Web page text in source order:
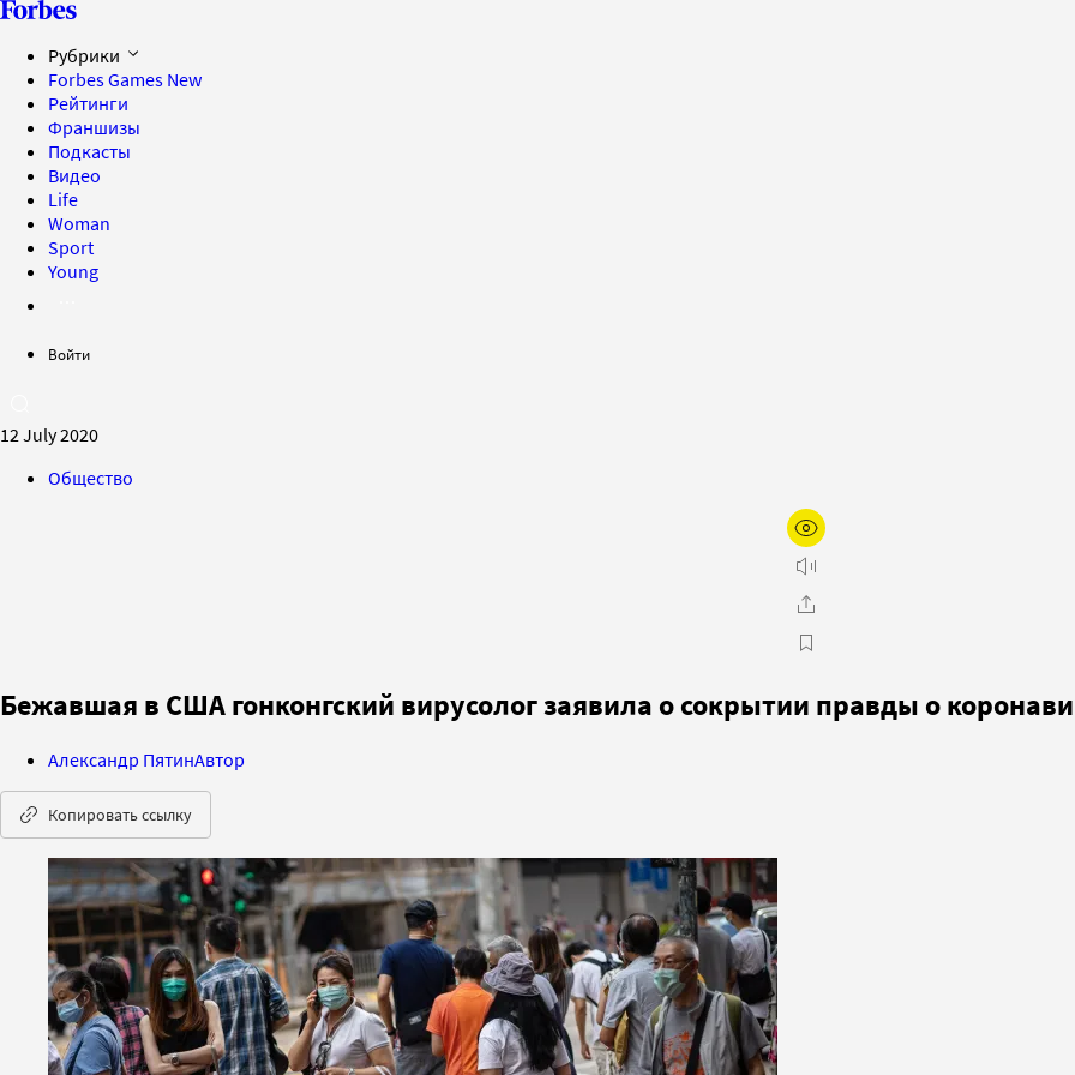
Рубрики
Forbes Games New
Рейтинги
Франшизы
Подкасты
Видео
Life
Woman
Sport
Young
Войти
12 July 2020
Общество
Бежавшая в США гонконгский вирусолог заявила о сокрытии правды о
Александр ПятинАвтор
Копировать ссылку